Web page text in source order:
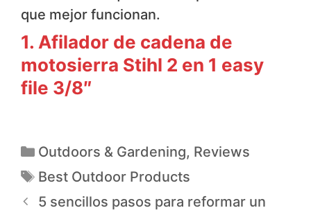
que mejor funcionan.
1. Afilador de cadena de
motosierra Stihl 2 en 1 easy
file 3/8″
Outdoors & Gardening, Reviews
Best Outdoor Products
5 sencillos pasos para reformar un